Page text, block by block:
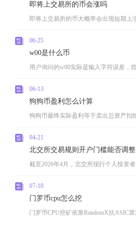
即将上交易所的币会涨吗
06-25
w00是什么币
06-13
狗狗币盈利怎么计算
04-21
北交所交易规则开户门槛能否调整
07-10
门罗币cpu怎么挖